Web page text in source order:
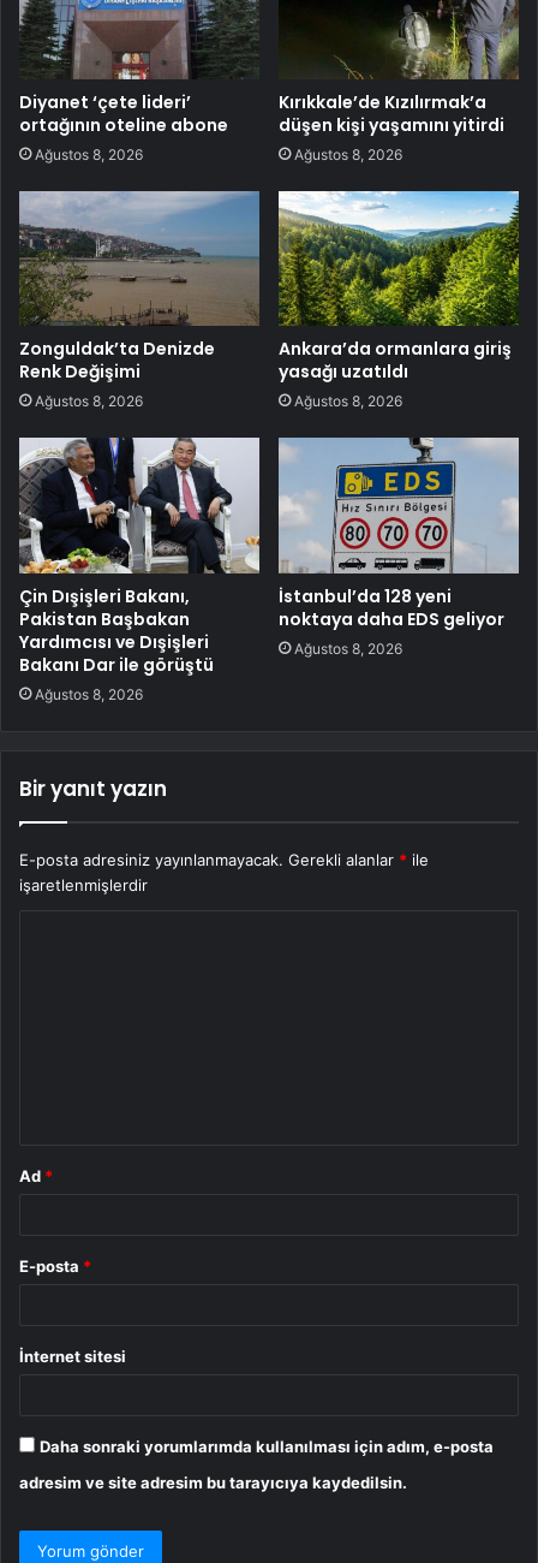
Diyanet ‘çete lideri’
ortağının oteline abone
Ağustos 8, 2026
Kırıkkale’de Kızılırmak’a
düşen kişi yaşamını yitirdi
Ağustos 8, 2026
Zonguldak’ta Denizde
Renk Değişimi
Ağustos 8, 2026
Ankara’da ormanlara giriş
yasağı uzatıldı
Ağustos 8, 2026
Çin Dışişleri Bakanı,
Pakistan Başbakan
Yardımcısı ve Dışişleri
Bakanı Dar ile görüştü
Ağustos 8, 2026
İstanbul’da 128 yeni
noktaya daha EDS geliyor
Ağustos 8, 2026
Bir yanıt yazın
E-posta adresiniz yayınlanmayacak. Gerekli alanlar * ile
işaretlenmişlerdir
Ad *
E-posta *
İnternet sitesi
Daha sonraki yorumlarımda kullanılması için adım, e-posta
adresim ve site adresim bu tarayıcıya kaydedilsin.